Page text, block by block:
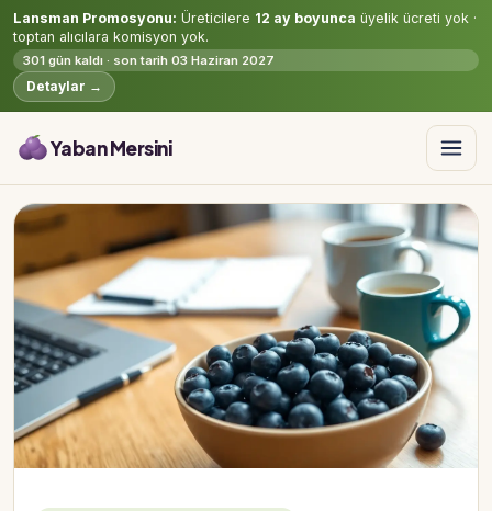
Lansman Promosyonu: Üreticilere 12 ay boyunca üyelik ücreti yok ·
toptan alıcılara komisyon yok.
301 gün kaldı · son tarih 03 Haziran 2027
Detaylar →
Yaban Mersini